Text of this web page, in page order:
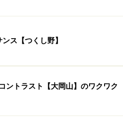
類
んの写真も貼ってあります。
長野や岐阜などすべて国産の
ス【つくし野】
ントラスト【大岡山】のワクワク